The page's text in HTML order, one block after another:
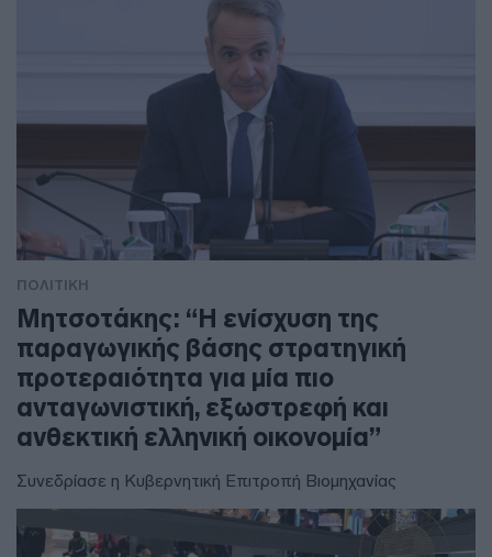
ΠΟΛΙΤΙΚΗ
Μητσοτάκης: “Η ενίσχυση της
παραγωγικής βάσης στρατηγική
προτεραιότητα για μία πιο
ανταγωνιστική, εξωστρεφή και
ανθεκτική ελληνική οικονομία”
Συνεδρίασε η Κυβερνητική Επιτροπή Βιομηχανίας